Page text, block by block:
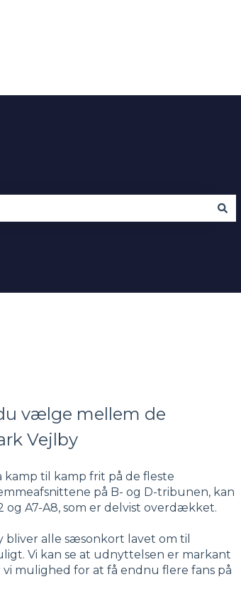
vælge mellem de
Vejlby
kamp til kamp frit på de fleste
på B- og D-tribunen, kan
og A7-A8, som er delvist overdækket.
bliver alle sæsonkort lavet om til
Vi kan se at udnyttelsen er markant
mulighed for at få endnu flere fans på